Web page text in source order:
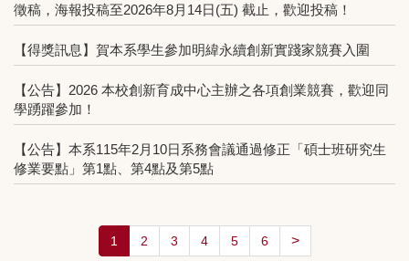
徵稿，海報投稿至2026年8月14日(五) 截止，歡迎投稿！
【得獎訊息】賀本系學生參加明緯永續創新實踐家競賽入圍
【公告】2026 本校創新育成中心主辦之各項創業競賽，歡迎同
學踴躍參加！
【公告】本系115年2月10日系務會議通過修正「碩士班研究生
修業要點」第1點、第4點及第5點
1 2 3 4 5 6 >